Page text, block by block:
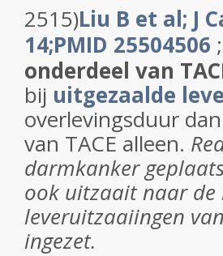
2515)Liu B et al; J
14;PMID 25504506 ;
onderdeel van
bij uitgezaalde
overlevingsduur
van TACE alleen.
darmkanker
ook uitzaait naar de
leveruitzaaiingen
ingezet.